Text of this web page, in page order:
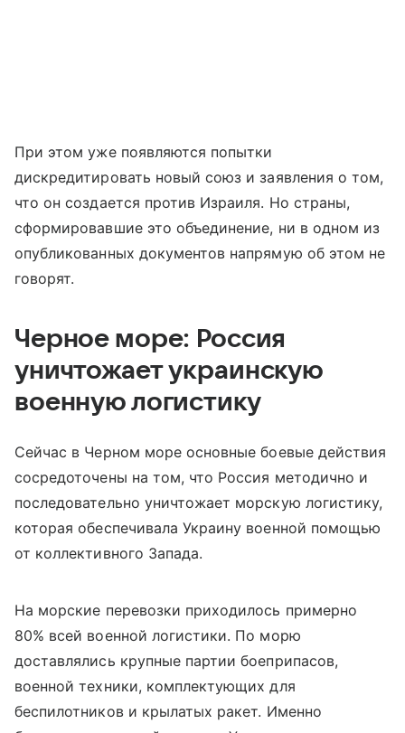
При этом уже появляются попытки
дискредитировать новый союз и заявления о том,
что он создается против Израиля. Но страны,
сформировавшие это объединение, ни в одном из
опубликованных документов напрямую об этом не
говорят.
Черное море: Россия
уничтожает украинскую
военную логистику
Сейчас в Черном море основные боевые действия
сосредоточены на том, что Россия методично и
последовательно уничтожает морскую логистику,
которая обеспечивала Украину военной помощью
от коллективного Запада.
На морские перевозки приходилось примерно
80% всей военной логистики. По морю
доставлялись крупные партии боеприпасов,
военной техники, комплектующих для
беспилотников и крылатых ракет. Именно